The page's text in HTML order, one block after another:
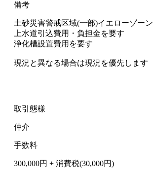
備考
土砂災害警戒区域(一部)イエローゾーン
上水道引込費用・負担金を要す
浄化槽設置費用を要す
現況と異なる場合は現況を優先します
取引態様
仲介
手数料
300,000円 + 消費税(30,000円)